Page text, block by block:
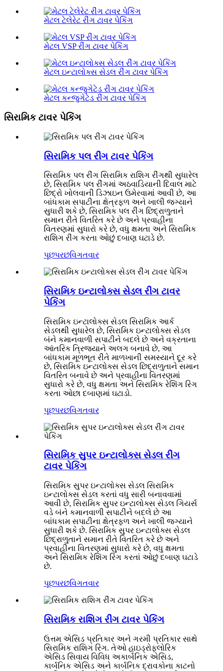
મેટલ ટેલેરેટ રીંગ ટાવર પેકિંગ
મેટલ VSP રીંગ ટાવર પેકિંગ
મેટલ ઇન્ટાલોક્સ સેડલ રીંગ ટાવર પેકિંગ
મેટલ કન્જુગેટેડ રીંગ ટાવર પેકિંગ
સિરામિક ટાવર પેકિંગ
સિરામિક પલ રીંગ ટાવર પેકિંગ
સિરામિક પલ રીંગ સિરામિક રાશિગ રીંગથી સુધારેલ
છે, સિરામિક પલ રીંગમાં અઠવાડિયાની દિવાલ માટે
છિદ્રો ખોલવાની ડિઝાઇન ઉમેરવામાં આવી છે, આ
બાંધકામ સપાટીના ક્ષેત્રફળ અને ખાલી જગ્યાને
સુધારી શકે છે, સિરામિક પલ રીંગ છિદ્રાળુતાને
સમાન રીતે વિતરિત કરે છે અને પ્રવાહીના
વિતરણમાં સુધારો કરે છે, વધુ ક્ષમતા અને સિરામિક
રાશિગ રીંગ કરતા ઓછું દબાણ ઘટાડે છે.
પૂછપરછવિગતવાર
સિરામિક ઇન્ટાલોક્સ સેડલ રીંગ ટાવર
પેકિંગ
સિરામિક ઇન્ટાલોક્સ સેડલ સિરામિક આર્ક
સેડલથી સુધારેલ છે, સિરામિક ઇન્ટાલોક્સ સેડલ
બંને કમાનવાળી સપાટીને બદલે છે અને વક્રતાના
આંતરિક ત્રિજ્યાને અલગ બનાવે છે, આ
બાંધકામ મૂળભૂત રીતે માળખાની સમસ્યાને દૂર કરે
છે, સિરામિક ઇન્ટાલોક્સ સેડલ છિદ્રાળુતાને સમાન
વિતરિત બનાવે છે અને પ્રવાહીના વિતરણમાં
સુધારો કરે છે, વધુ ક્ષમતા અને સિરામિક રેશિંગ રિંગ
કરતા ઓછા દબાણમાં ઘટાડો.
પૂછપરછવિગતવાર
સિરામિક સુપર ઇન્ટાલોક્સ સેડલ રીંગ
ટાવર પેકિંગ
સિરામિક સુપર ઇન્ટાલોક્સ સેડલ સિરામિક
ઇન્ટાલોક્સ સેડલ કરતાં વધુ સારી બનાવવામાં
આવી છે, સિરામિક સુપર ઇન્ટાલોક્સ સેડલ ગિયર્સ
વડે બંને કમાનવાળી સપાટીને બદલે છે આ
બાંધકામ સપાટીના ક્ષેત્રફળ અને ખાલી જગ્યાને
સુધારી શકે છે. સિરામિક સુપર ઇન્ટાલોક્સ સેડલ
છિદ્રાળુતાને સમાન રીતે વિતરિત કરે છે અને
પ્રવાહીના વિતરણમાં સુધારો કરે છે, વધુ ક્ષમતા
અને સિરામિક રેશિંગ રિંગ કરતાં ઓછું દબાણ ઘટાડે
છે.
પૂછપરછવિગતવાર
સિરામિક રાશિગ રીંગ ટાવર પેકિંગ
ઉત્તમ એસિડ પ્રતિકાર અને ગરમી પ્રતિકાર સાથે
સિરામિક રાશિગ રિંગ. તેઓ હાઇડ્રોફ્લોરિક
એસિડ સિવાય વિવિધ અકાર્બનિક એસિડ,
કાર્બનિક એસિડ અને કાર્બનિક દ્રાવકોના કાટનો